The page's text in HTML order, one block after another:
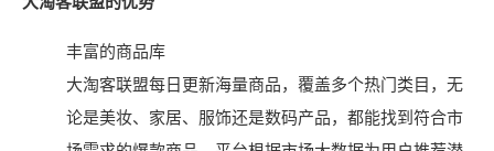
丰富的商品库
大淘客联盟每日更新海量商品，覆盖多个热门类目，无
论是美妆、家居、服饰还是数码产品，都能找到符合市